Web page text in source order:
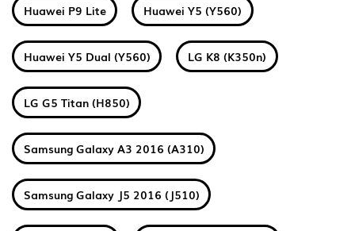
Huawei P9 Lite Huawei Y5 (Y560)
Huawei Y5 Dual (Y560) LG K8 (K350n)
LG G5 Titan (H850)
Samsung Galaxy A3 2016 (A310)
Samsung Galaxy J5 2016 (J510)